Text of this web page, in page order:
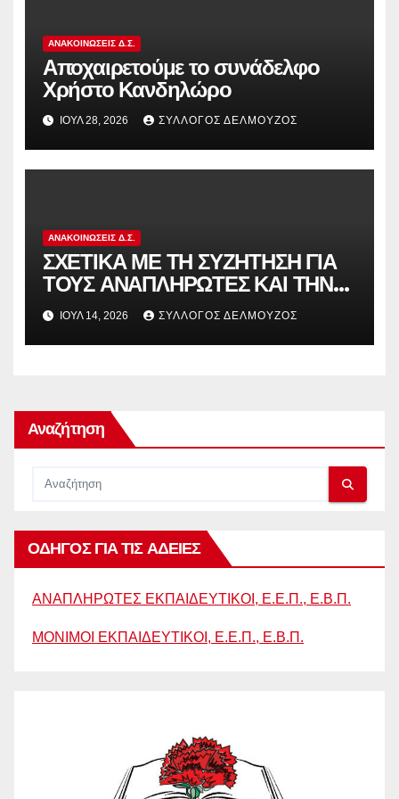
ΑΝΑΚΟΙΝΏΣΕΙΣ Δ.Σ.
Αποχαιρετούμε το συνάδελφο
Χρήστο Κανδηλώρο
ΙΟΎΛ 28, 2026 ΣΎΛΛΟΓΟΣ ΔΕΛΜΟΎΖΟΣ
ΑΝΑΚΟΙΝΏΣΕΙΣ Δ.Σ.
ΣΧΕΤΙΚΑ ΜΕ ΤΗ ΣΥΖΗΤΗΣΗ ΓΙΑ
ΤΟΥΣ ΑΝΑΠΛΗΡΩΤΕΣ ΚΑΙ ΤΗΝ
ΠΑΡΑΠΟΜΠΗ ΤΗΣ ΕΛΛΑΔΑΣ
ΣΤΟ ΕΥΡΩΠΑΪΚΟ ΔΙΚΑΣΤΗΡΙΟ
ΙΟΎΛ 14, 2026 ΣΎΛΛΟΓΟΣ ΔΕΛΜΟΎΖΟΣ
Αναζήτηση
ΟΔΗΓΟΣ ΓΙΑ ΤΙΣ ΑΔΕΙΕΣ
ΑΝΑΠΛΗΡΩΤΕΣ ΕΚΠΑΙΔΕΥΤΙΚΟΙ, Ε.Ε.Π., Ε.Β.Π.
ΜΟΝΙΜΟΙ ΕΚΠΑΙΔΕΥΤΙΚΟΙ, Ε.Ε.Π., Ε.Β.Π.